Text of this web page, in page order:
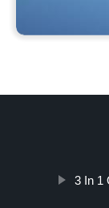
3 In 1